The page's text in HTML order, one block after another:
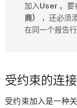
加入User 。要
商）
，还必须
在同一个报告行
受约束的连接
受约束加入是一种